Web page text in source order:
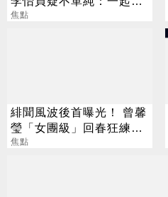
錢？
焦點
緋聞風波後首曝光！ 曾馨
瑩「女團級」回春狂練舞
郭董獨自公園散步
焦點